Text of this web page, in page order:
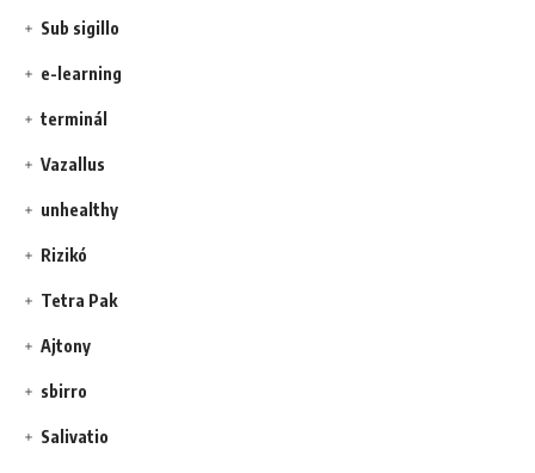
Sub sigillo
e-learning
terminál
Vazallus
unhealthy
Rizikó
Tetra Pak
Ajtony
sbirro
Salivatio